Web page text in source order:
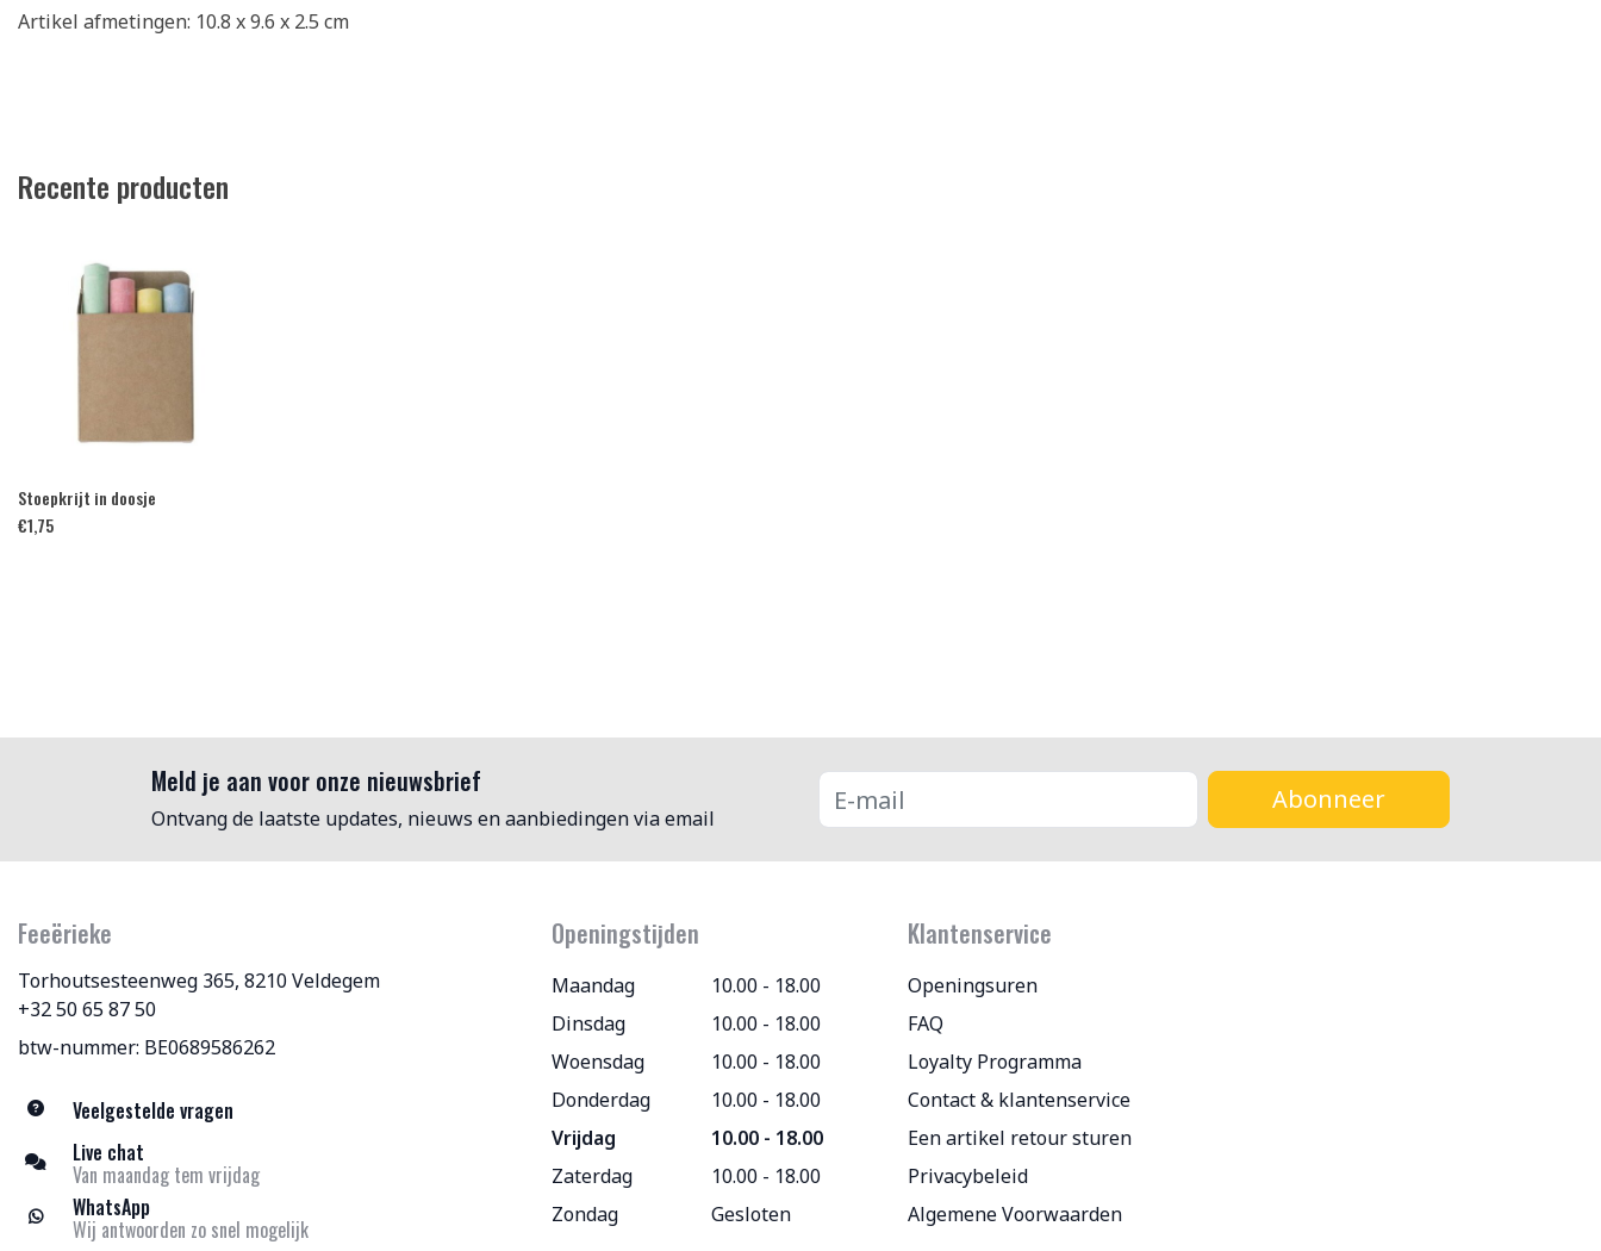
Artikel afmetingen: 10.8 x 9.6 x 2.5 cm
Recente producten
Stoepkrijt in doosje
€1,75
Meld je aan voor onze nieuwsbrief
Ontvang de laatste updates, nieuws en aanbiedingen via email
Abonneer
Feeërieke
Torhoutsesteenweg 365, 8210 Veldegem
+32 50 65 87 50
btw-nummer: BE0689586262
Veelgestelde vragen
Live chat
Van maandag tem vrijdag
WhatsApp
Wij antwoorden zo snel mogelijk
Openingstijden
Maandag
10.00 - 18.00
Dinsdag
10.00 - 18.00
Woensdag
10.00 - 18.00
Donderdag
10.00 - 18.00
Vrijdag
10.00 - 18.00
Zaterdag
10.00 - 18.00
Zondag
Gesloten
Klantenservice
Openingsuren
FAQ
Loyalty Programma
Contact & klantenservice
Een artikel retour sturen
Privacybeleid
Algemene Voorwaarden